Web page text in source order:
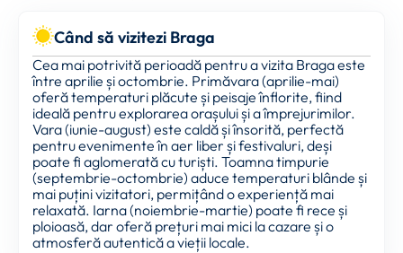
Când să vizitezi Braga
Cea mai potrivită perioadă pentru a vizita Braga este
între aprilie și octombrie. Primăvara (aprilie-mai)
oferă temperaturi plăcute și peisaje înflorite, fiind
ideală pentru explorarea orașului și a împrejurimilor.
Vara (iunie-august) este caldă și însorită, perfectă
pentru evenimente în aer liber și festivaluri, deși
poate fi aglomerată cu turiști. Toamna timpurie
(septembrie-octombrie) aduce temperaturi blânde și
mai puțini vizitatori, permițând o experiență mai
relaxată. Iarna (noiembrie-martie) poate fi rece și
ploioasă, dar oferă prețuri mai mici la cazare și o
atmosferă autentică a vieții locale.